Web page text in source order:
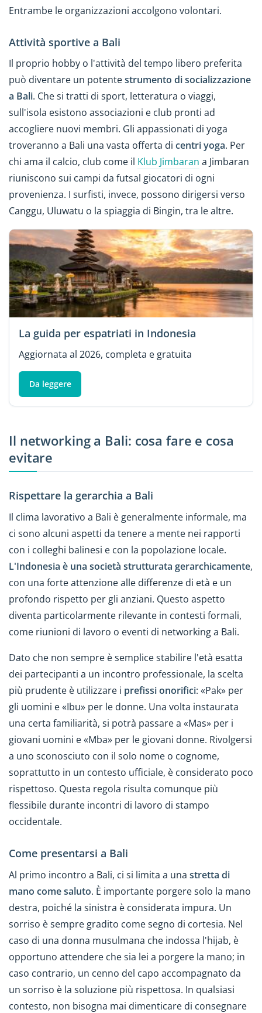
Entrambe le organizzazioni accolgono volontari.
Attività sportive a Bali
Il proprio hobby o l'attività del tempo libero preferita
può diventare un potentestrumento di socializzazione
a Bali. Che si tratti di sport, letteratura o viaggi,
sull'isola esistono associazioni e club pronti ad
accogliere nuovi membri. Gli appassionati di yoga
troveranno a Bali una vasta offerta di centri yoga. Per
chi ama il calcio, club come il Klub Jimbaran a Jimbaran
riuniscono sui campi da futsal giocatori di ogni
provenienza. I surfisti, invece, possono dirigersi verso
Canggu, Uluwatu o la spiaggia di Bingin, tra le altre.
La guida per espatriati in Indonesia
Aggiornata al 2026, completa e gratuita
Da leggere
Il networking a Bali: cosa fare e cosa
evitare
Rispettare la gerarchia a Bali
Il clima lavorativo a Bali è generalmente informale, ma
ci sono alcuni aspetti da tenere a mente nei rapporti
con i colleghi balinesi e con la popolazione locale.
L'Indonesia è una società strutturata gerarchicamente,
con una forte attenzione alle differenze di età e un
profondo rispetto per gli anziani. Questo aspetto
diventa particolarmente rilevante in contesti formali,
come riunioni di lavoro o eventi di networking a Bali.
Dato che non sempre è semplice stabilire l'età esatta
dei partecipanti a un incontro professionale, la scelta
più prudente è utilizzare i prefissi onorifici: «Pak» per
gli uomini e «Ibu» per le donne. Una volta instaurata
una certa familiarità, si potrà passare a «Mas» per i
giovani uomini e «Mba» per le giovani donne. Rivolgersi
a uno sconosciuto con il solo nome o cognome,
soprattutto in un contesto ufficiale, è considerato poco
rispettoso. Questa regola risulta comunque più
flessibile durante incontri di lavoro di stampo
occidentale.
Come presentarsi a Bali
Al primo incontro a Bali, ci si limita a una stretta di
mano come saluto. È importante porgere solo la mano
destra, poiché la sinistra è considerata impura. Un
sorriso è sempre gradito come segno di cortesia. Nel
caso di una donna musulmana che indossa l'hijab, è
opportuno attendere che sia lei a porgere la mano; in
caso contrario, un cenno del capo accompagnato da
un sorriso è la soluzione più rispettosa. In qualsiasi
contesto, non bisogna mai dimenticare di consegnare